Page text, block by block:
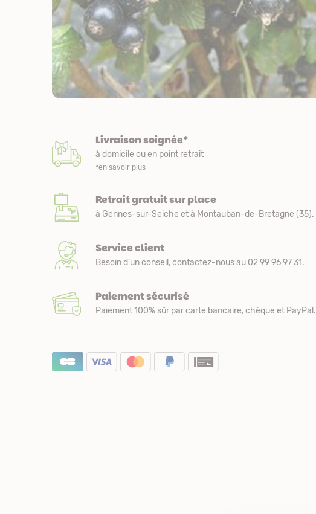
Livraison soignée*
à domicile ou en point retrait
*en savoir plus
Retrait gratuit sur place
à Gennes-sur-Seiche et à Montauban-de-Bretagne (35).
Service client
Besoin d’un conseil, contactez-nous au 02 99 96 97 31.
Paiement sécurisé
Paiement 100% sûr par carte bancaire, chèque et PayPal.